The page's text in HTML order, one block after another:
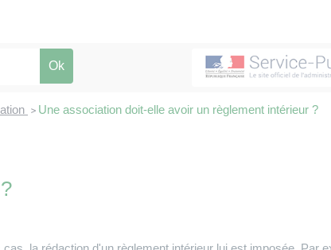
> Une association doit-elle avoir un règlement intérieur ?